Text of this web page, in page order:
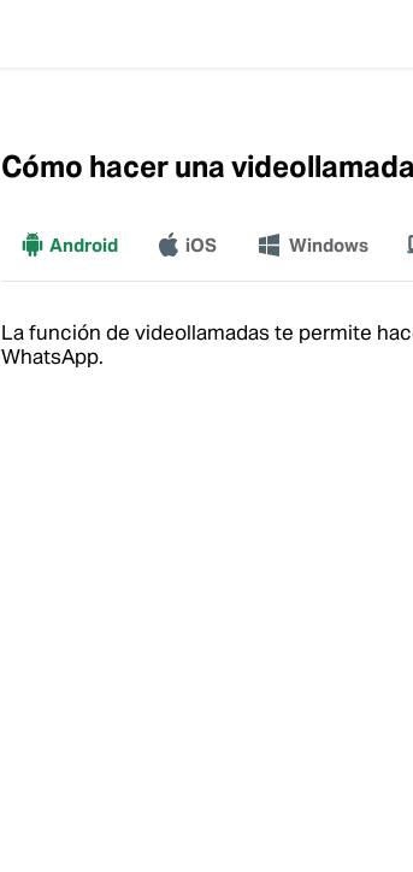
Cómo hacer una videollamada
Más
Android iOS Windows
La función de videollamadas te permite
WhatsApp.